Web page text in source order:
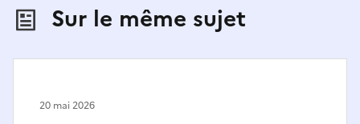
Sur le même sujet
20 mai 2026